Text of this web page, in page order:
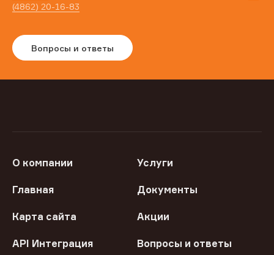
(4862) 20-16-83
Вопросы и ответы
О компании Услуги
Главная Документы
Карта сайта Акции
API Интеграция Вопросы и ответы